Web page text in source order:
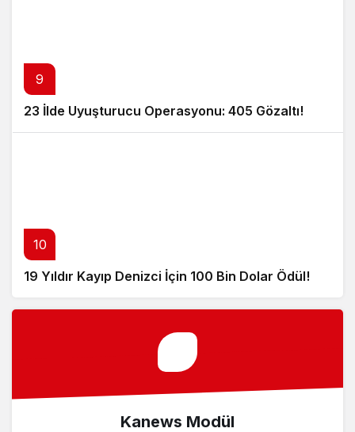
9
23 İlde Uyuşturucu Operasyonu: 405 Gözaltı!
10
19 Yıldır Kayıp Denizci İçin 100 Bin Dolar Ödül!
Kanews Modül